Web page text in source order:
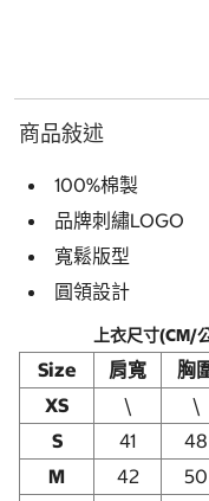
商品敍述
100%棉製
品牌刺繡LOGO
寬鬆版型
圓領設計
上衣尺寸(CM/公
Size 肩寬 胸
XS
\ \
S
41 48
M
42 50